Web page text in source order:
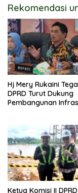
Rekomendasi
Hj Mery Rukaini
DPRD Turut Dukung
Pembangunan
Ketua Komisi II